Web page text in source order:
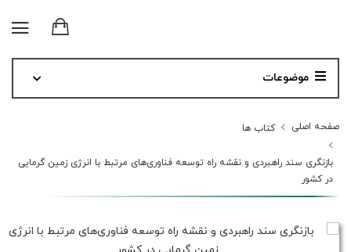
موضوعات
صفحه اصلی کتاب ها
بازنگری سند راهبردی و نقشه راه توسعه فناوری‌های مرتبط با انرژی زمین گرمایی
در کشور